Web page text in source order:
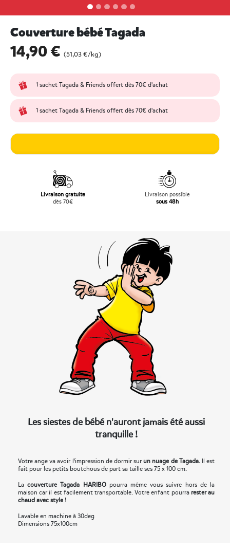
Couverture bébé Tagada
undefined out of 5 Customer Rating
14,90 € (51,03 €/kg)
1 sachet Tagada & Friends offert dès 70€ d'achat
1 sachet Tagada & Friends offert dès 70€ d'achat
Livraison gratuite
dès 70€
Livraison possible
sous 48h
Les siestes de bébé n'auront jamais été aussi
tranquille !
Votre ange va avoir l'impression de dormir surun nuage de Tagada.Il est
fait pour les petits boutchous de part sa taille ses 75 x 100 cm.
La couverture Tagada HARIBOpourra même vous suivre hors de la
maison car il est facilement transportable. Votre enfant pourra rester au
chaud avec style !
Lavable en machine à 30deg
Dimensions 75x100cm